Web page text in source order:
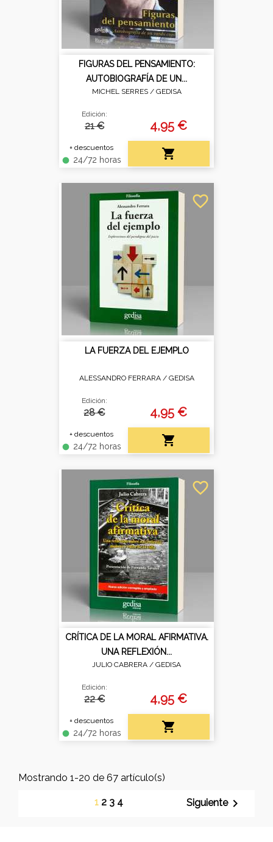
FIGURAS DEL PENSAMIENTO:
AUTOBIOGRAFÍA DE UN...
MICHEL SERRES / GEDISA
Edición:
21 €
+ descuentos
fiber_manual_record 24/72 horas
4,95 €

LA FUERZA DEL EJEMPLO
ALESSANDRO FERRARA / GEDISA
Edición:
28 €
+ descuentos
fiber_manual_record 24/72 horas
4,95 €

favorite_border
CRÍTICA DE LA MORAL AFIRMATIVA.
UNA REFLEXIÓN...
JULIO CABRERA / GEDISA
Edición:
22 €
+ descuentos
fiber_manual_record 24/72 horas
4,95 €

favorite_border
Mostrando 1-20 de 67 artículo(s)
1 2 3 4 Siguiente